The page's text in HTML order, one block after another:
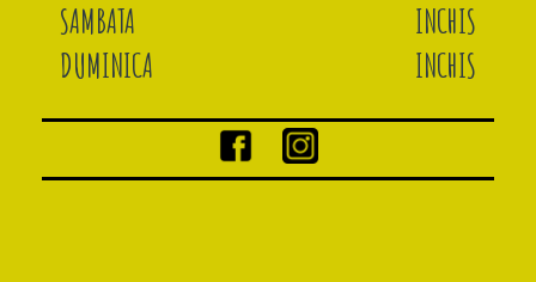
SAMBATA
INCHIS
DUMINICA
INCHIS